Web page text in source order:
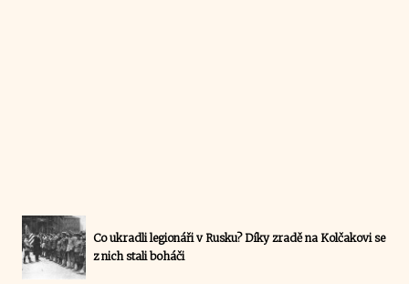
Co ukradli legionáři v Rusku? Díky zradě na Kolčakovi se
z nich stali boháči